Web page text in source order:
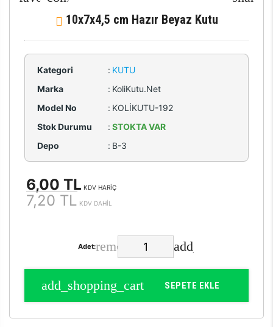
10x7x4,5 cm Hazır Beyaz Kutu
Kategori : KUTU
Marka
: KoliKutu.Net
Model No
: KOLİKUTU-192
Stok Durumu
: STOKTA VAR
Depo
: B-3
6,00 TL KDV HARİÇ
7,20 TL KDV DAHİL
Adet:
SEPETE EKLE